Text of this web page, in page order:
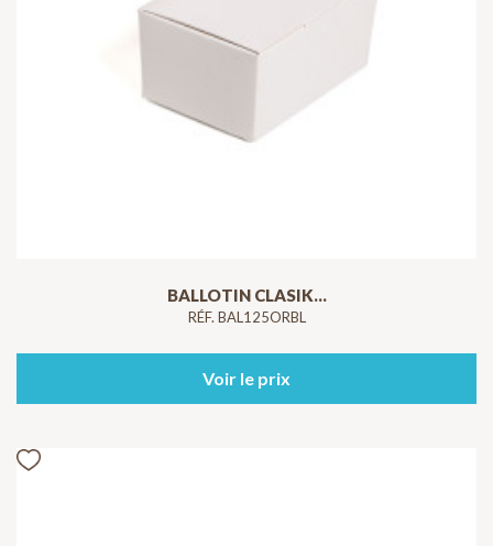
BALLOTIN CLASIK...
RÉF. BAL125ORBL
Voir le prix